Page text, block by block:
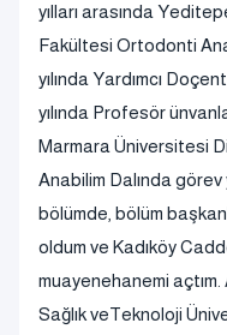
yılları arasında
Fakültesi Ortodonti
yılında Yardımcı
yılında Profesör
Marmara Üniversitesi
Anabilim Dalında görev
bölümde, bölüm
oldum ve Kadıköy
muayenehanemi
Sağlık veTeknoloji